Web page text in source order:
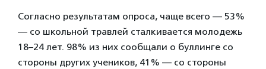
Согласно результатам опроса, чаще всего — 53%
— со школьной травлей сталкивается молодежь
18–24 лет. 98% из них сообщали о буллинге со
стороны других учеников, 41% — со стороны